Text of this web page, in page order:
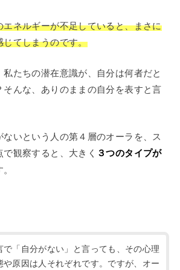
エネルギーが不足していると、まさに
てしまうのです。
たちの潜在意識が、自分は何者だと
んな、ありのままの自分を表すと言
いという人の第４層のオーラを、ス
観察すると、大きく ３つのタイプが
で「自分がない」と言っても、その心理
や原因は人それぞれです。ですが、オー